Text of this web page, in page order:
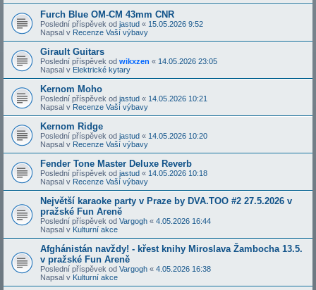
Furch Blue OM-CM 43mm CNR
Poslední příspěvek od jastud « 15.05.2026 9:52
Napsal v Recenze Vaší výbavy
Girault Guitars
Poslední příspěvek od wikxzen « 14.05.2026 23:05
Napsal v Elektrické kytary
Kernom Moho
Poslední příspěvek od jastud « 14.05.2026 10:21
Napsal v Recenze Vaší výbavy
Kernom Ridge
Poslední příspěvek od jastud « 14.05.2026 10:20
Napsal v Recenze Vaší výbavy
Fender Tone Master Deluxe Reverb
Poslední příspěvek od jastud « 14.05.2026 10:18
Napsal v Recenze Vaší výbavy
Největší karaoke party v Praze by DVA.TOO #2 27.5.2026 v
pražské Fun Areně
Poslední příspěvek od Vargogh « 4.05.2026 16:44
Napsal v Kulturní akce
Afghánistán navždy! - křest knihy Miroslava Žambocha 13.5.
v pražské Fun Areně
Poslední příspěvek od Vargogh « 4.05.2026 16:38
Napsal v Kulturní akce